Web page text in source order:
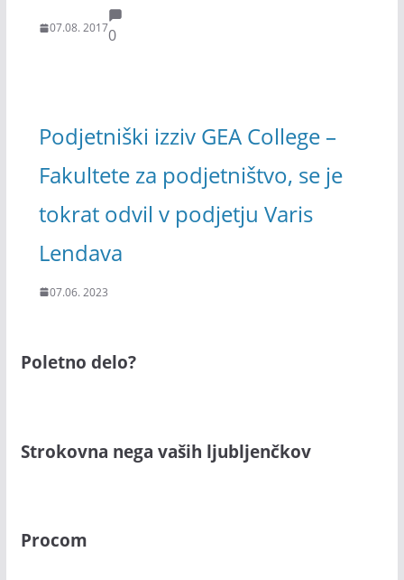
07.08. 20170
Podjetniški izziv GEA College –
Fakultete za podjetništvo, se je
tokrat odvil v podjetju Varis
Lendava
07.06. 2023
Poletno delo?
Strokovna nega vaših ljubljenčkov
Procom